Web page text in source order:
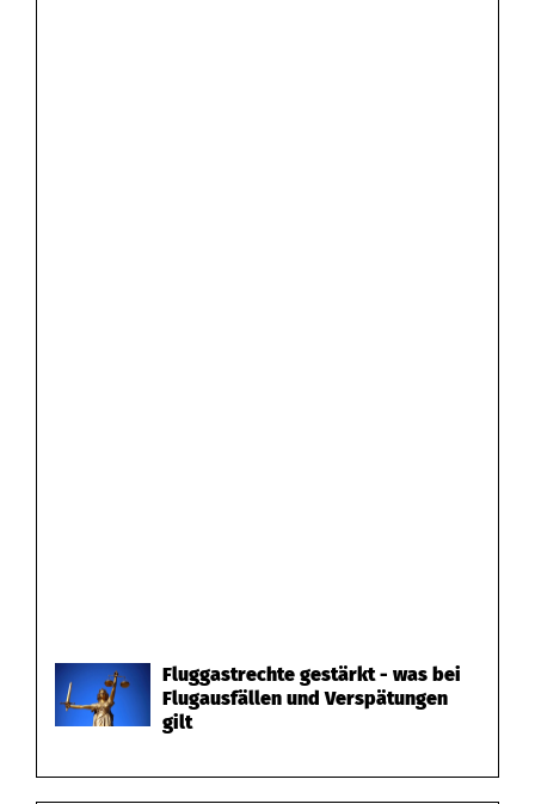
Fluggastrechte gestärkt - was bei
Flugausfällen und Verspätungen
gilt